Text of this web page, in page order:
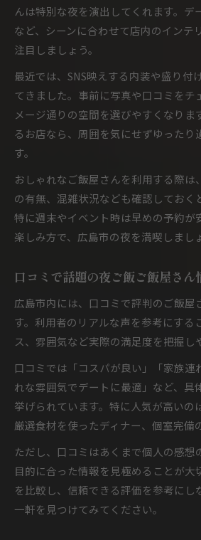
んは特別な夜を演出してくれます。デ
など、シーンに合わせて店内のインテ
注目しましょう。
最近では、SNS映えする内装や盛り付
てきました。事前に写真や口コミをチ
メージ通りの空間を選びやすくなりま
るお店なら、周囲を気にせずゆったり
す。
おしゃれなご飯屋さんを利用する際は
の有無、混雑状況なども確認しておく
特に週末やイベント時は早めの予約が
楽しみ方で、広島市の夜を満喫しまし
口コミで話題の夜ご飯ご飯屋さん
広島市内には、口コミで評判のご飯屋
す。利用者のリアルな声を参考にする
ス、雰囲気など実際の満足度を把握し
口コミでは「コスパが良い」「家族連
れな雰囲気でデートに最適」など、具
挙げられています。特に人気が高いの
厳選食材を使ったディナー、個室完備
ただし、口コミはあくまで個人の感想
目的に合った情報を見極めることが大
を比較し、信頼できる評価を参考にし
一軒を見つけてみてください。